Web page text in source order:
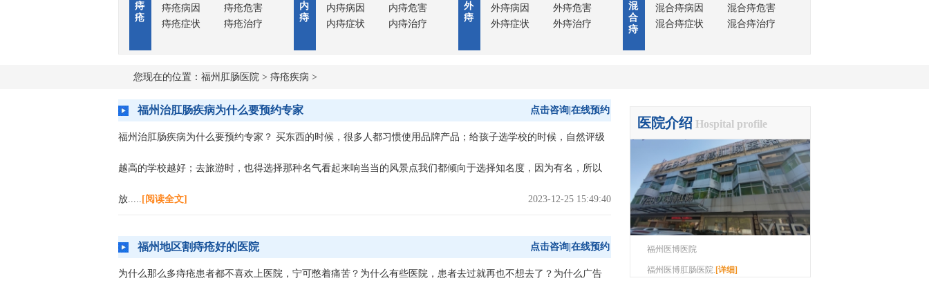
痔
疮
痔疮病因
痔疮危害
痔疮症状
痔疮治疗
内
痔
内痔病因
内痔危害
内痔症状
内痔治疗
外
痔
外痔病因
外痔危害
外痔症状
外痔治疗
混
合
痔
混合痔病因
混合痔危害
混合痔症状
混合痔治疗
您现在的位置： 福州肛肠医院 > 痔疮疾病 >
​福州治肛肠疾病为什么要预约专家 点击咨询|在线预约
福州治肛肠疾病为什么要预约专家？ 买东西的时候，很多人都习惯使用品牌产品；给孩子选学校的时候，自然评级
越高的学校越好；去旅游时，也得选择那种名气看起来响当当的风景点我们都倾向于选择知名度，因为有名，所以
放..... [阅读全文] 2023-12-25 15:49:40
福州地区割痔疮好的医院 点击咨询|在线预约
为什么那么多痔疮患者都不喜欢上医院，宁可憋着痛苦？为什么有些医院，患者去过就再也不想去了？为什么广告
医院介绍 Hospital profile
福州医博医院
福州医博肛肠医院. [详细]